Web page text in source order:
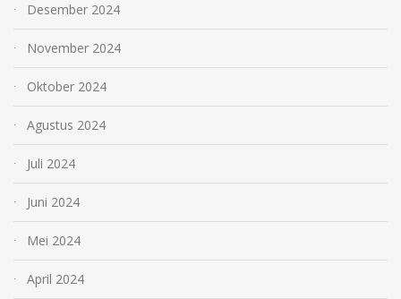
Desember 2024
November 2024
Oktober 2024
Agustus 2024
Juli 2024
Juni 2024
Mei 2024
April 2024